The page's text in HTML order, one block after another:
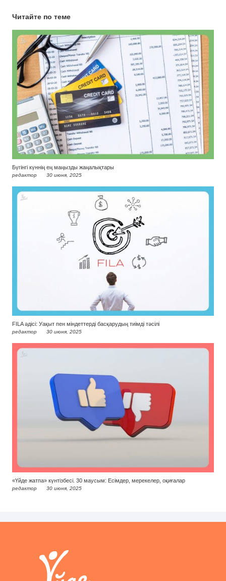
Читайте по теме
Бүгінгі күннің ең маңызды жаңалықтары
редактор 30 июня, 2025
FILA әдісі: Уақыт пен міндеттерді басқарудың тиімді тәсілі
редактор 30 июня, 2025
«Үйде жатпа» күнтізбесі. 30 маусым: Есімдер, мерекелер, оқиғалар
редактор 30 июня, 2025